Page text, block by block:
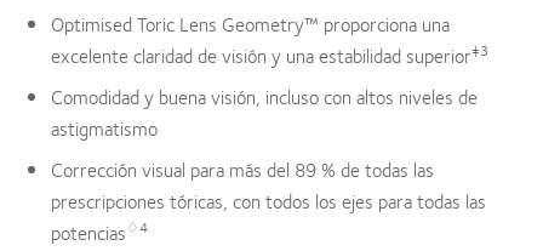
Optimised Toric Lens Geometry™ proporciona una
excelente claridad de visión y una estabilidad superior‡3
Comodidad y buena visión, incluso con altos niveles de
astigmatismo
Corrección visual para más del 89 % de todas las
prescripciones tóricas, con todos los ejes para todas las
potencias♢4